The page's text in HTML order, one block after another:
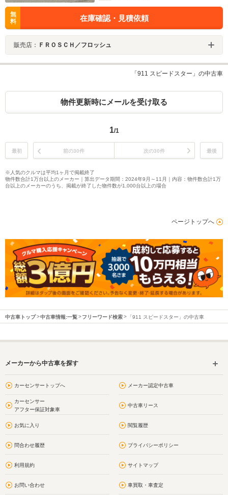
無
料
在庫確認・見積依頼
販売店： ＦＲＯＳＣＨ／フロッシュ
「911 スピードスター」の中古車
物件更新時にメールを受け取る
1/1
最初 前の30件 次の30件 最後
※人気のクルマは平均1ヶ月で掲載終了
物件数合計1万台以上のメーカー｜算出データ期間：2024年9月～11月｜内容：物件数合計1万
台以上のメーカーのうち、掲載が終了した物件数が1,000台以上の場合
ページトップへ
中古車トップ 中古車情報:一覧 フリーワード検索 「911 スピードスター」の中古車
メーカーから中古車を探す
カーセンサートップへ メーカー認定中古車
カーセンサー
アフター保証対象車
中古車リース
お気に入り 閲覧履歴
問合わせ履歴 プライバシーポリシー
利用規約 サイトマップ
お問い合わせ 車買取・車査定